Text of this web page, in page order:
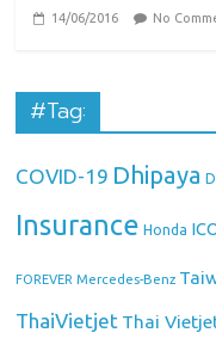
14/06/2016 No
#Tag:
COVID-19 Dhipaya
Insurance Honda
FOREVER Mercedes-Benz
ThaiVietjet Thai